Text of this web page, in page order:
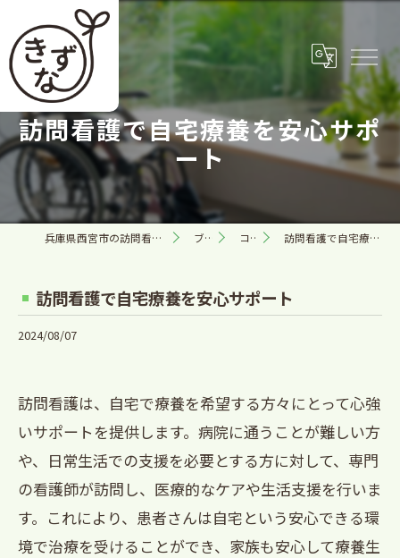
訪問看護で自宅療養を安心サポ
ート
兵庫県西宮市の訪問看護なら合同会社きずな ブログ コラム 訪問看護で自宅療養を安心サポート
訪問看護で自宅療養を安心サポート
2024/08/07
訪問看護は、自宅で療養を希望する方々にとって心強
いサポートを提供します。病院に通うことが難しい方
や、日常生活での支援を必要とする方に対して、専門
の看護師が訪問し、医療的なケアや生活支援を行いま
す。これにより、患者さんは自宅という安心できる環
境で治療を受けることができ、家族も安心して療養生